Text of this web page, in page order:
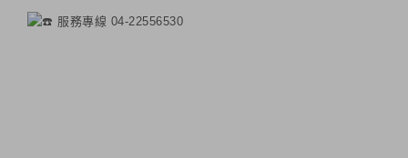
服務專線 04-22556530